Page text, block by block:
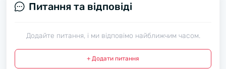
Питання та відповіді
Додайте питання, і ми відповімо найближчим часом.
+ Додати питання